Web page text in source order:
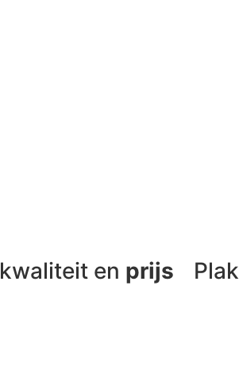
kwaliteit en prijs Plak